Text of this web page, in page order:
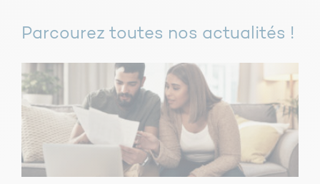
Dans le cas d’une rénovation, l’éclairage de la
souhaitez aller plus loin, les dispositions citées
auparavant peuvent être prévues.
Parcourez toutes nos actualités !